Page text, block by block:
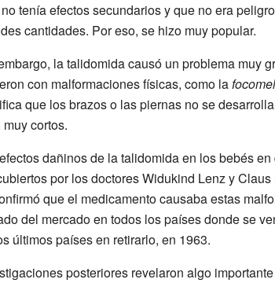
tenía efectos secundarios y que no era
cantidades. Por eso, se hizo muy popular.
la talidomida causó un problema muy
con malformaciones físicas, como la
que los brazos o las piernas no se
muy cortos.
dañinos de la talidomida en los bebés
por los doctores Widukind Lenz y
que el medicamento causaba estas
del mercado en todos los países donde se
últimos países en retirarlo, en 1963.
posteriores revelaron algo